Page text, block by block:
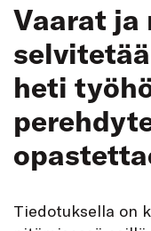
Vaarat ja
heti
Tiedotuksella on